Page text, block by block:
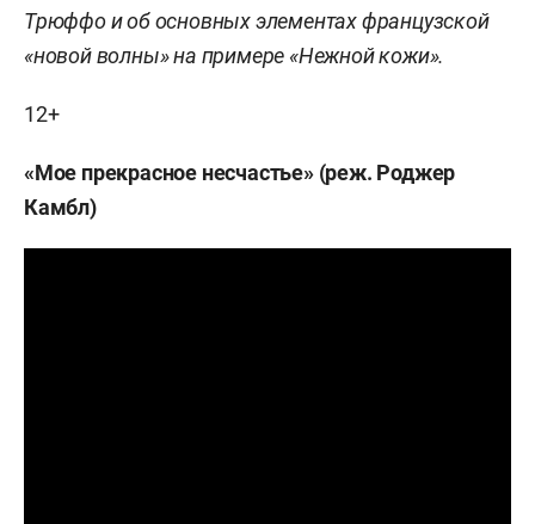
Трюффо и об основных элементах французской
«новой волны» на примере «Нежной кожи».
12+
«Мое прекрасное несчастье» (реж. Роджер
Камбл)